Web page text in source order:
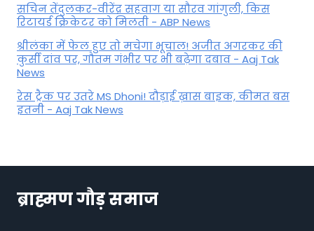
सचिन तेंदुलकर-वीरेंद्र सहवाग या सौरव गांगुली, किस
रिटायर्ड क्रिकेटर को मिलती - ABP News
श्रीलंका में फेल हुए तो मचेगा भूचाल! अजीत अगरकर की
कुर्सी दांव पर, गौतम गंभीर पर भी बढ़ेगा दबाव - Aaj Tak
News
रेस ट्रैक पर उतरे MS Dhoni! दौड़ाई ख़ास बाइक, कीमत बस
इतनी - Aaj Tak News
ब्राह्मण गौड़ समाज